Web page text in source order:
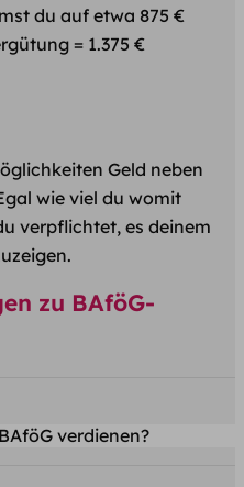
du auf etwa 875 €
= 1.375 €
Geld neben
wie viel du womit
verpflichtet, es deinem
zu BAföG-
verdienen?